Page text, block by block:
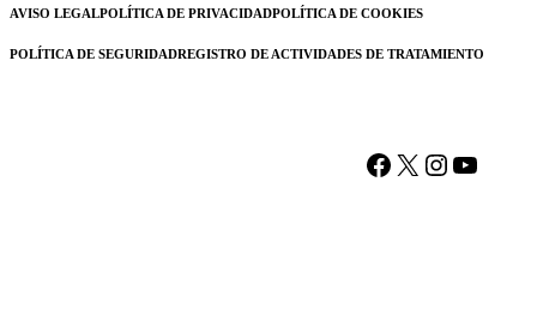
AVISO LEGALPOLÍTICA DE PRIVACIDADPOLÍTICA DE COOKIES
POLÍTICA DE SEGURIDADREGISTRO DE ACTIVIDADES DE TRATAMIENTO
Facebook
X Instagram